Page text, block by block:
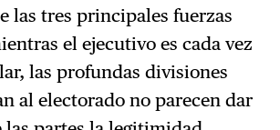
las tres principales fuerzas
el ejecutivo es cada vez
las profundas divisiones
al electorado no parecen dar